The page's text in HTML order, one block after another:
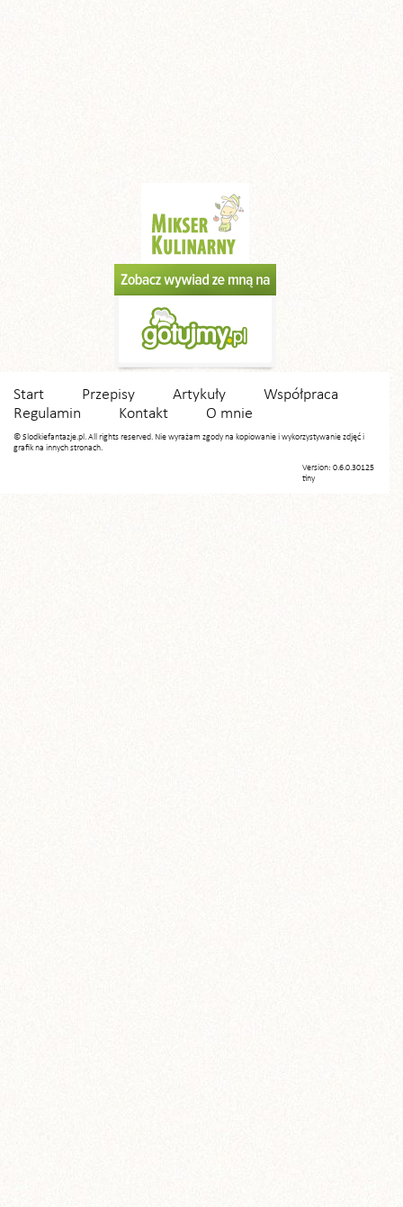
Start Przepisy Artykuły
Współpraca
Regulamin
Kontakt O mnie
© Slodkiefantazje.pl. All rights reserved. Nie wyrażam zgody na kopiowanie i wykorzystywanie zdjęć i
grafik na innych stronach.
Version: 0.6.0.30125
tiny